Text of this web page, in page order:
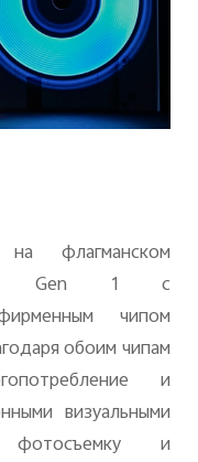
флагманском
Gen 1 с
чипом
обоим чипам
и
визуальными
фотосъемку и